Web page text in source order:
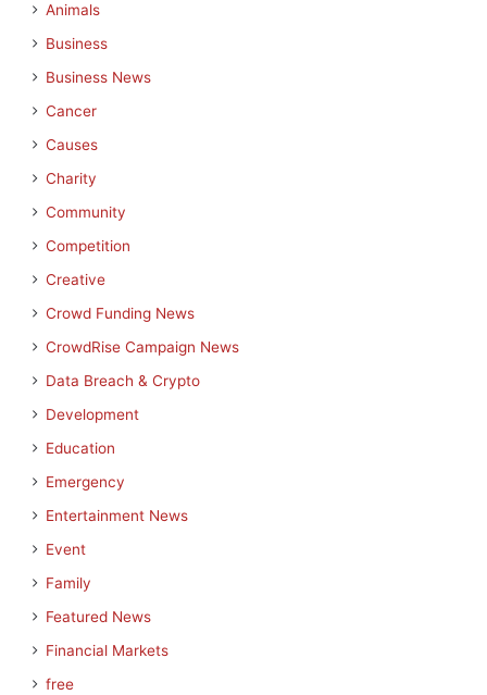
Animals
Business
Business News
Cancer
Causes
Charity
Community
Competition
Creative
Crowd Funding News
CrowdRise Campaign News
Data Breach & Crypto
Development
Education
Emergency
Entertainment News
Event
Family
Featured News
Financial Markets
free